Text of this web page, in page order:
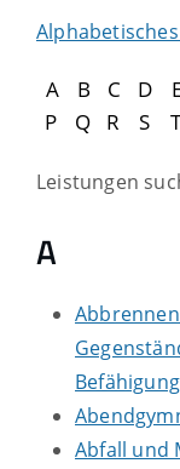
A B C D
P
Q R S T
Leistungen
A
Abfall und